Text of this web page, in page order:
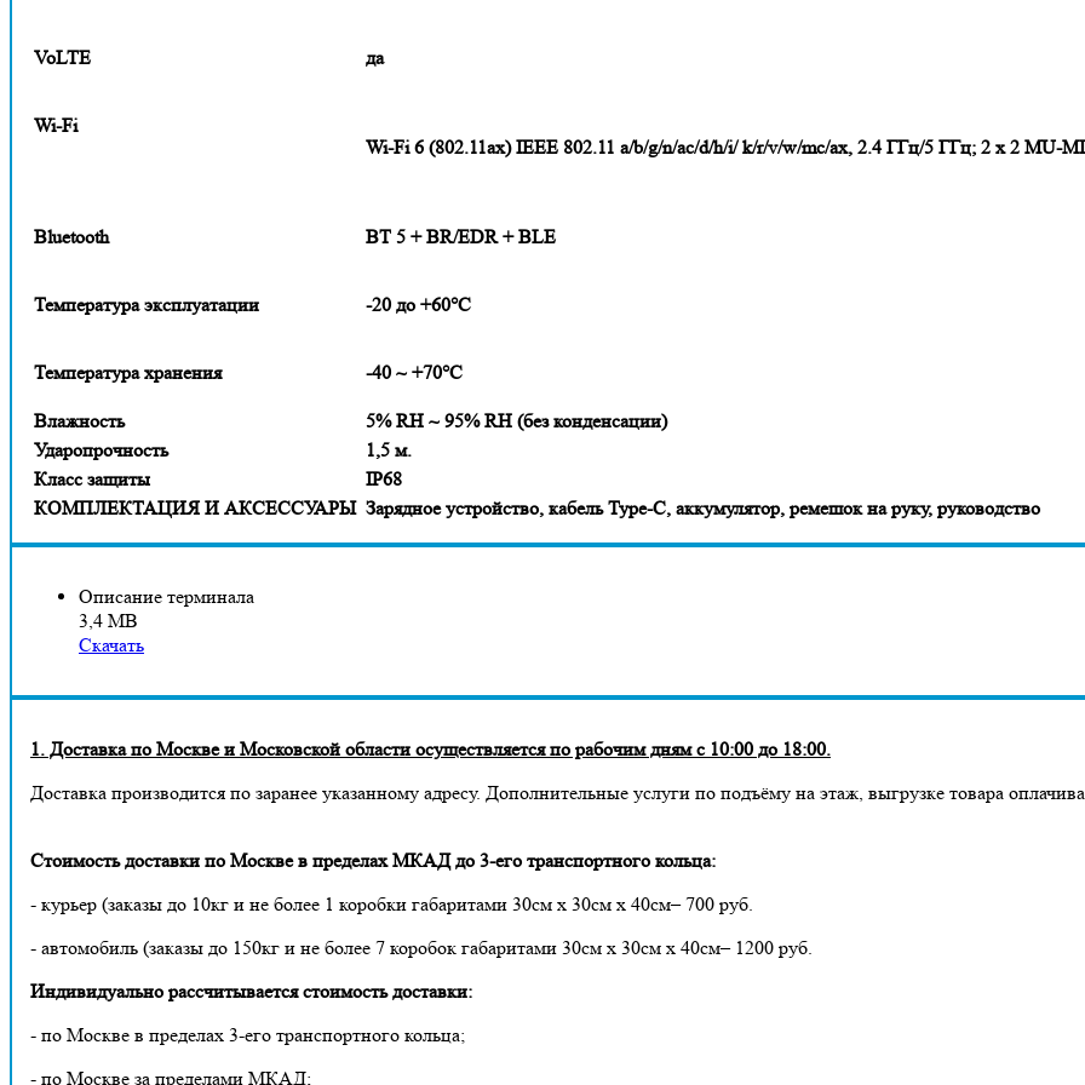
VoLTE да
Wi-Fi
Wi-Fi 6 (802.11ax) IEEE 802.11 a/b/g/n/ac/d/h/i/ k/r/v/w/mc/ax, 2.4 ГГц/5 ГГц; 2 x 2 MU-
Bluetooth ВТ 5 + BR/EDR + BLE
Температура эксплуатации -20 до +60°C
Температура хранения -40 ~ +70°C
Влажность
5% RH ~ 95% RH (без конденсации)
Ударопрочность
1,5 м.
Класс защиты
IP68
КОМПЛЕКТАЦИЯ И АКСЕССУАРЫ Зарядное устройство, кабель Type-C, аккумулятор, ремешок на руку, руководство
Описание терминала
3,4 МВ
Скачать
1. Доставка по Москве и Московской области осуществляется по рабочим дням с 10:00 до 18:00.
Доставка производится по заранее указанному адресу. Дополнительные услуги по подъёму на этаж, выгрузке товара
Стоимость доставки по Москве в пределах МКАД до 3-его транспортного кольца:
- курьер (заказы до 10кг и не более 1 коробки габаритами 30см х 30см х 40см– 700 руб.
- автомобиль (заказы до 150кг и не более 7 коробок габаритами 30см х 30см х 40см– 1200 руб.
Индивидуально рассчитывается стоимость доставки:
- по Москве в пределах 3-его транспортного кольца;
- по Москве за пределами МКАД;